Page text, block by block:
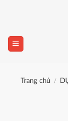
Trang chủ /